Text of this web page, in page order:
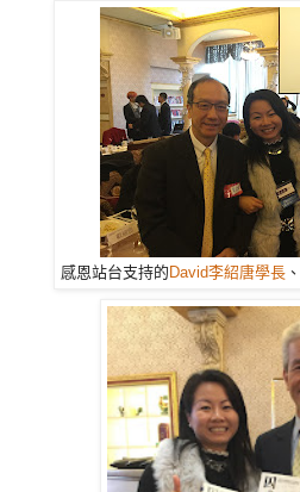
感恩站台支持的 David李紹唐學長 、